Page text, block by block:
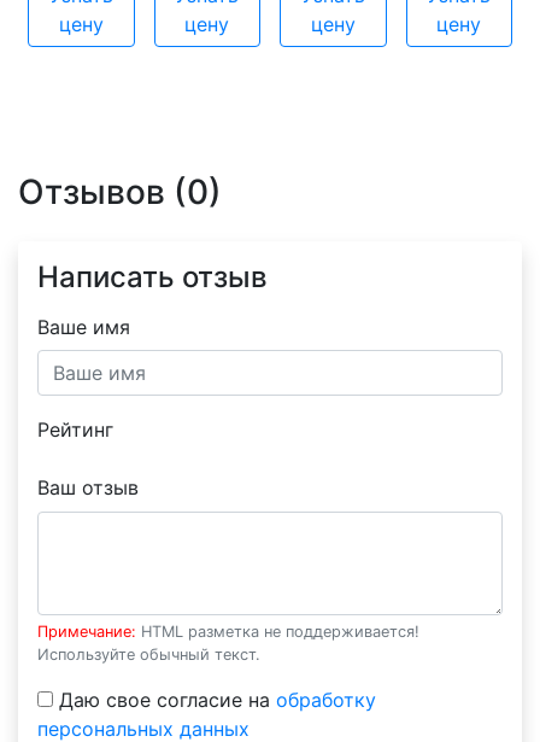
цену
цену
цену
цену
Отзывов (0)
Написать отзыв
Ваше имя
Рейтинг
Ваш отзыв
Примечание: HTML разметка не поддерживается!
Используйте обычный текст.
Даю свое согласие на обработку
персональных данных